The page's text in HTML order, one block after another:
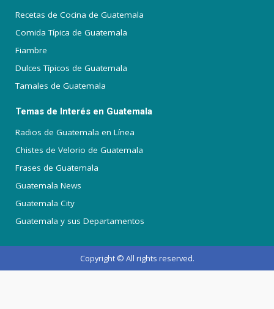
Recetas de Cocina de Guatemala
Comida Típica de Guatemala
Fiambre
Dulces Típicos de Guatemala
Tamales de Guatemala
Temas de Interés en Guatemala
Radios de Guatemala en Línea
Chistes de Velorio de Guatemala
Frases de Guatemala
Guatemala News
Guatemala City
Guatemala y sus Departamentos
Copyright © All rights reserved.